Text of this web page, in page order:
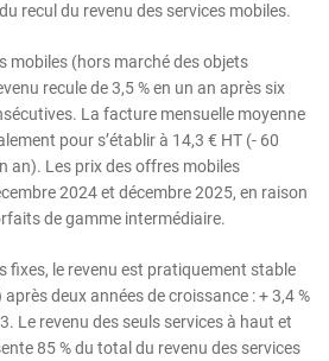
recul du revenu des services mobiles.
mobiles (hors marché des objets
recule de 3,5 % en un an après six
La facture mensuelle moyenne
pour s’établir à 14,3 € HT (- 60
an). Les prix des offres mobiles
2024 et décembre 2025, en raison
de gamme intermédiaire.
fixes, le revenu est pratiquement stable
deux années de croissance : + 3,4 %
Le revenu des seuls services à haut et
85 % du total du revenu des services